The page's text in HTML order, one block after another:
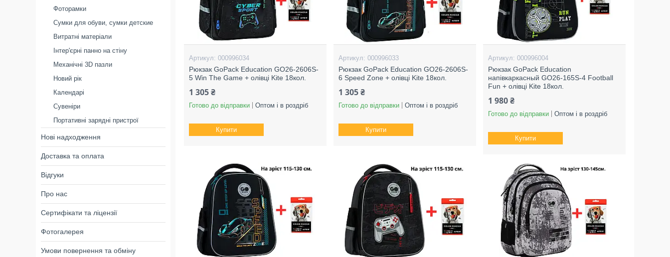
000996034
Рюкзак GoPack Education GO26-2606S-
5 Win The Game + олівці Kite 18кол.
1 305 ₴
Готово до відправки Оптом і в роздріб
Купити
000996033
Рюкзак GoPack Education GO26-2606S-
6 Speed Zone + олівці Kite 18кол.
1 305 ₴
Готово до відправки Оптом і в роздріб
Купити
000996004
Рюкзак GoPack Education
напівкаркасный GO26-165S-4 Football
Fun + олівці Kite 18кол.
1 980 ₴
Готово до відправки Оптом і в роздріб
Купити
Фоторамки
Сумки для обуви, сумки детские
Витратні матеріали
Інтер'єрні панно на стіну
Механічні 3D пазли
Новий рік
Календарі
Сувеніри
Портативні зарядні пристрої
Нові надходження
Доставка та оплата
Відгуки
Про нас
Сертифікати та ліцензії
Фотогалерея
Умови повернення та обміну